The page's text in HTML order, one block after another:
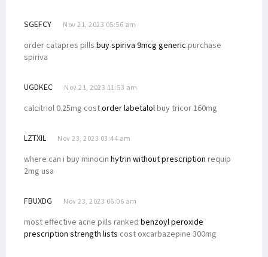
SGEFCY Nov 21, 2023 05:56 am
order catapres pills buy spiriva 9mcg generic purchase
spiriva
UGDKEC Nov 21, 2023 11:53 am
calcitriol 0.25mg costorder labetalol buy tricor 160mg
LZTXIL Nov 23, 2023 03:44 am
where can i buy minocin hytrin without prescription requip
2mg usa
FBUXDG Nov 23, 2023 06:06 am
most effective acne pills ranked benzoyl peroxide
prescription strength lists cost oxcarbazepine 300mg